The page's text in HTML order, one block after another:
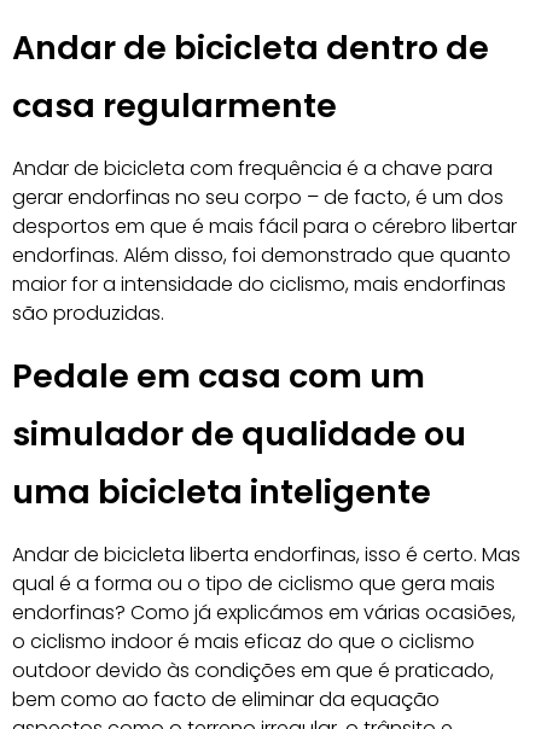
Andar de bicicleta dentro de
casa regularmente
Andar de bicicleta com frequência é a chave para
gerar endorfinas no seu corpo – de facto, é um dos
desportos em que é mais fácil para o cérebro libertar
endorfinas. Além disso, foi demonstrado que quanto
maior for a intensidade do ciclismo, mais endorfinas
são produzidas.
Pedale em casa com um
simulador de qualidade ou
uma bicicleta inteligente
Andar de bicicleta liberta endorfinas, isso é certo. Mas
qual é a forma ou o tipo de ciclismo que gera mais
endorfinas? Como já explicámos em várias ocasiões,
o ciclismo indoor é mais eficaz do que o ciclismo
outdoor devido às condições em que é praticado,
bem como ao facto de eliminar da equação